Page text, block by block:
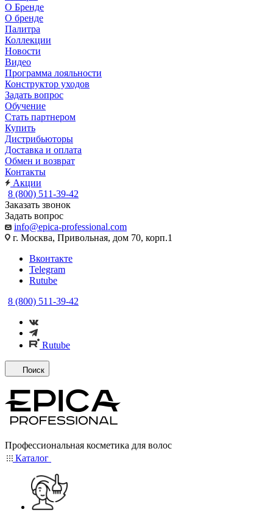
О Бренде
О бренде
Палитра
Коллекции
Новости
Видео
Программа лояльности
Конструктор уходов
Задать вопрос
Обучение
Стать партнером
Купить
Дистрибьюторы
Доставка и оплата
Обмен и возврат
Контакты
Акции
8 (800) 511-39-42
Заказать звонок
Задать вопрос
info@epica-professional.com
г. Москва, Привольная, дом 70, корп.1
Вконтакте
Telegram
Rutube
8 (800) 511-39-42
Rutube
Поиск
Профессиональная косметика для волос
Каталог